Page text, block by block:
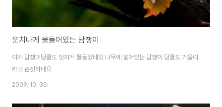
운치나게 물들어있는 담쟁이
이제 담쟁이덩쿨도 멋지게 물들었네요 나무에 붙어있는 담쟁이 덩쿨도 가을이
라고 손짓하네요
2009. 10. 30.